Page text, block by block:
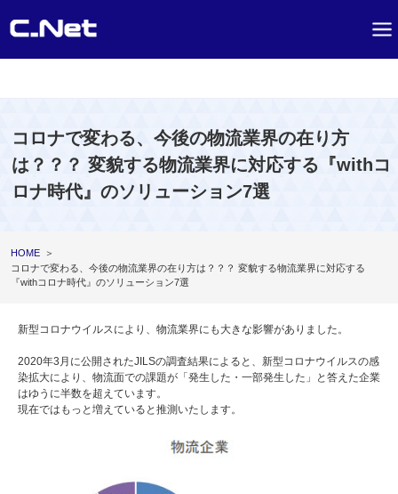
コロナで変わる、今後の物流業界の在り方
は？？？ 変貌する物流業界に対応する『withコ
ロナ時代』のソリューション7選
HOME
＞
コロナで変わる、今後の物流業界の在り方は？？？ 変貌する物流業界に対応する
『withコロナ時代』のソリューション7選
新型コロナウイルスにより、物流業界にも大きな影響がありました。
2020年3月に公開されたJILSの調査結果によると、新型コロナウイルスの感
染拡大により、物流面での課題が「発生した・一部発生した」と答えた企業
はゆうに半数を超えています。
現在ではもっと増えていると推測いたします。